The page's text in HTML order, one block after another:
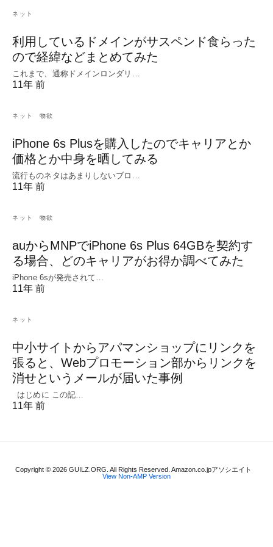
ネット
利用しているドメインがサスペンド食らった
ので経緯などまとめてみた
これまで、通称ドメインロンダリ…
11年 前
ネット 物欲
iPhone 6s Plusを購入したのでキャリアとか
価格とか中身を晒してみる
流行ものネタはあまりしないブロ…
11年 前
ネット 物欲
auからMNPでiPhone 6s Plus 64GBを契約す
る場合、どのキャリアがお得か調べてみた
iPhone 6sが発売されて…
11年 前
ネット
中小サイトからアパマンショップにリンクを
張ると、Webプロモーション部からリンクを
消せというメールが届いた事例
はじめに この記…
11年 前
Copyright © 2026 GUILZ.ORG. All Rights Reserved. Amazon.co.jpアソシエイト
View Non-AMP Version